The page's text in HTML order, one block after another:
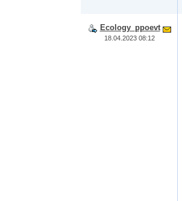
Ecology_ppoevt
18.04.2023 08:12